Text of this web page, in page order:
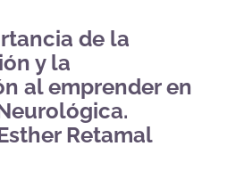
de la
y la
al emprender en
Retamal